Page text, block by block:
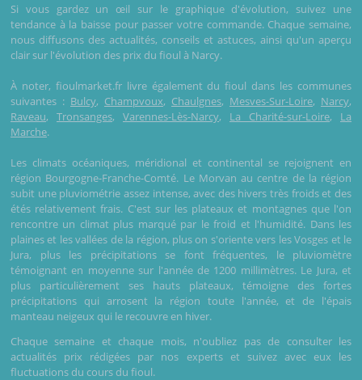
Si vous gardez un œil sur le graphique d'évolution, suivez une
tendance à la baisse pour passer votre commande. Chaque semaine,
nous diffusons des actualités, conseils et astuces, ainsi qu'un aperçu
clair sur l'évolution des prix du fioul à Narcy.
À noter, fioulmarket.fr livre également du fioul dans les communes
suivantes : Bulcy, Champvoux, Chaulgnes, Mesves-Sur-Loire, Narcy,
Raveau, Tronsanges, Varennes-Lès-Narcy, La Charité-sur-Loire, La
Marche.
Les climats océaniques, méridional et continental se rejoignent en
région Bourgogne-Franche-Comté. Le Morvan au centre de la région
subit une pluviométrie assez intense, avec des hivers très froids et des
étés relativement frais. C'est sur les plateaux et montagnes que l'on
rencontre un climat plus marqué par le froid et l'humidité. Dans les
plaines et les vallées de la région, plus on s'oriente vers les Vosges et le
Jura, plus les précipitations se font fréquentes, le pluviomètre
témoignant en moyenne sur l'année de 1200 millimètres. Le Jura, et
plus particulièrement ses hauts plateaux, témoigne des fortes
précipitations qui arrosent la région toute l'année, et de l'épais
manteau neigeux qui le recouvre en hiver.
Chaque semaine et chaque mois, n'oubliez pas de consulter les
actualités prix rédigées par nos experts et suivez avec eux les
fluctuations du cours du fioul.